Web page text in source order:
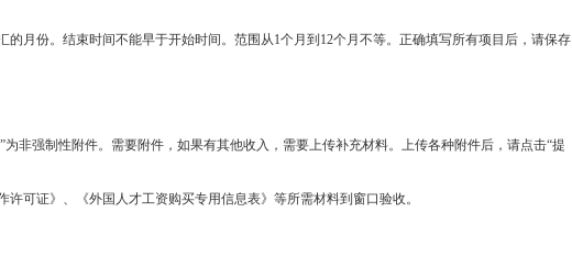
月份。结束时间不能早于开始时间。范围从1个月到12个月不等。正确填写所有项目后，请保存
非强制性附件。需要附件，如果有其他收入，需要上传补充材料。上传各种附件后，请点击“提
可证》、《外国人才工资购买专用信息表》等所需材料到窗口验收。